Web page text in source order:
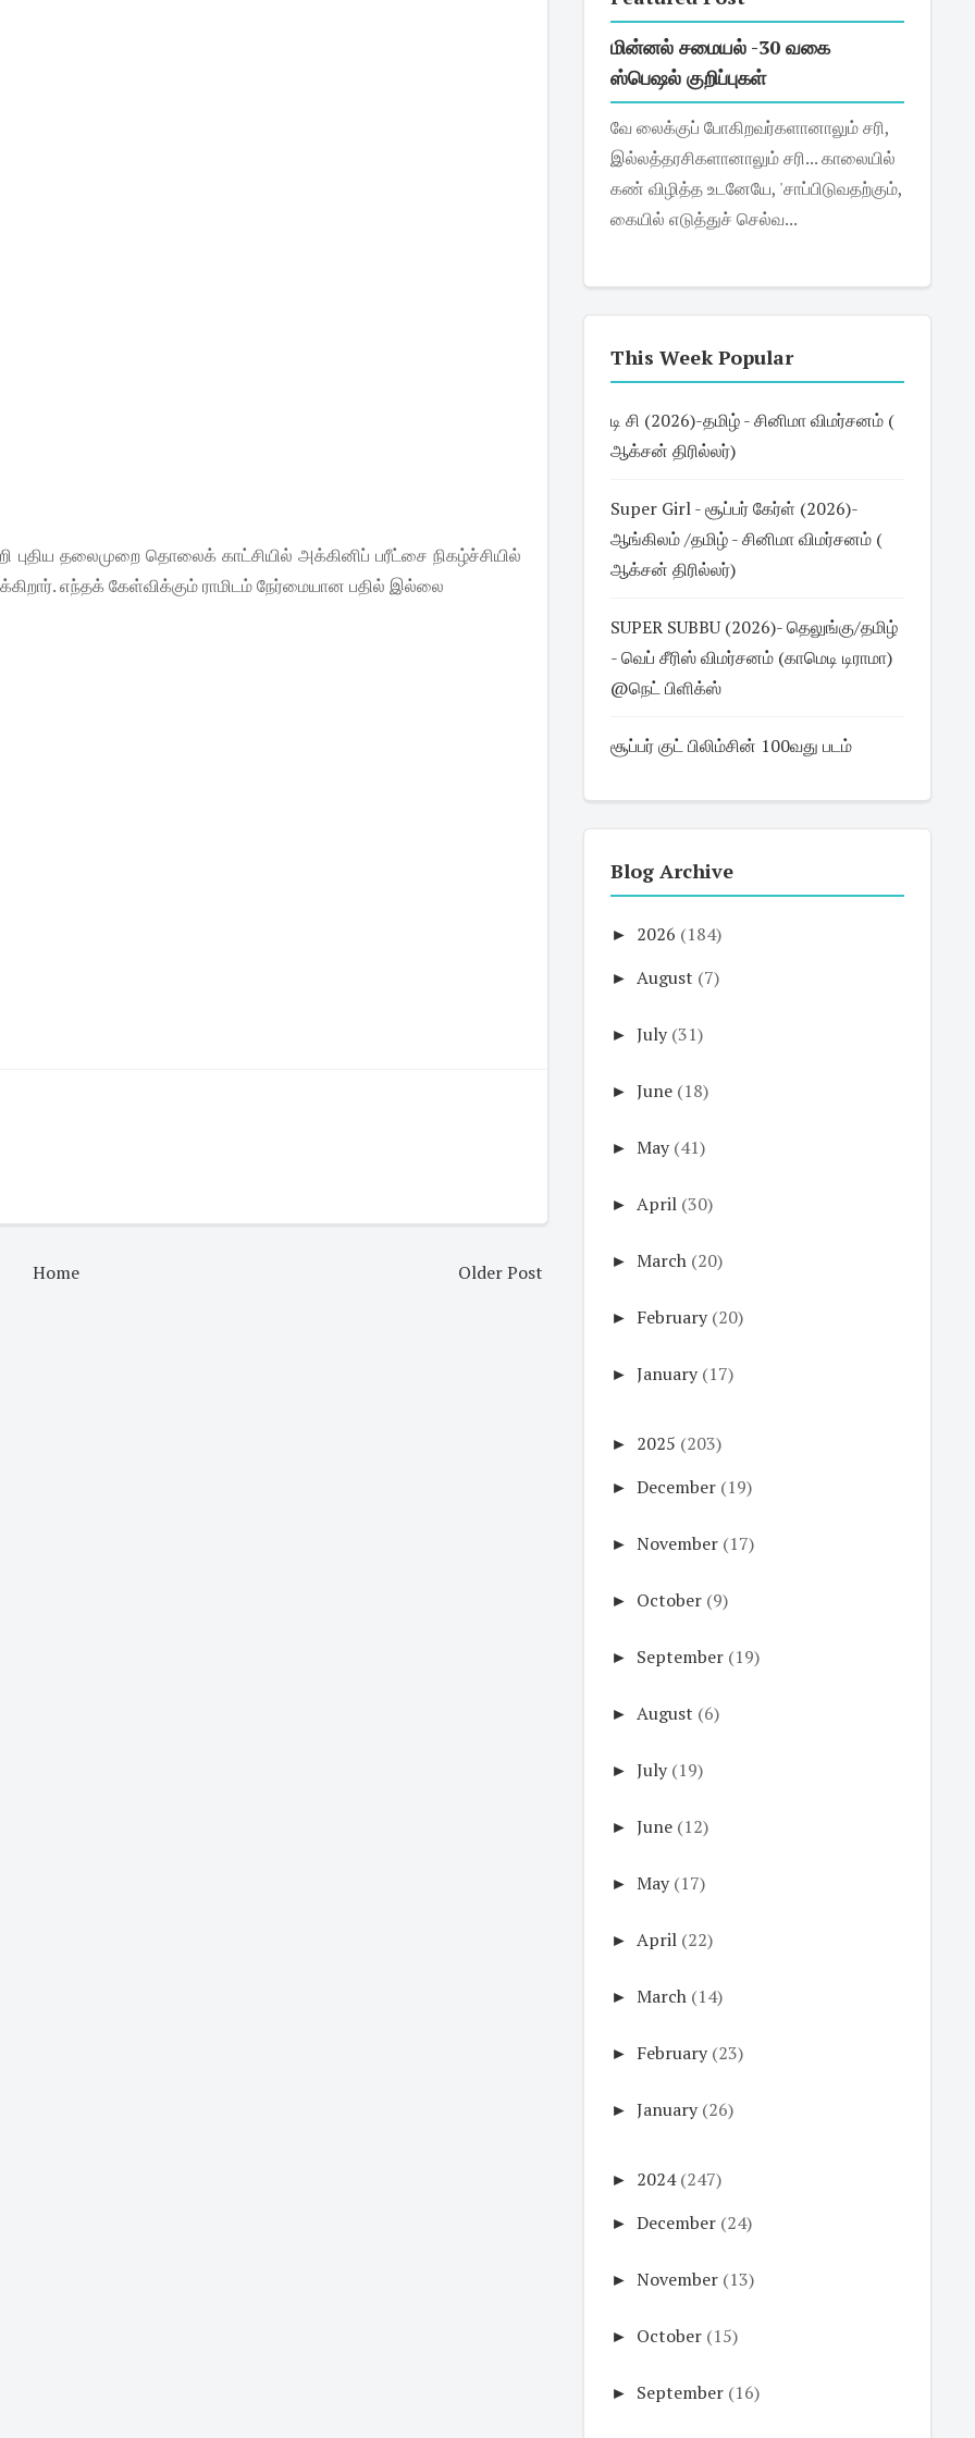
தலைமுறை தொலைக் காட்சியில் அக்கினிப் பரீட்சை நிகழ்ச்சியில்
எந்தக் கேள்விக்கும் ராமிடம் நேர்மையான பதில் இல்லை
Older Post
Home
மின்னல் சமையல் -30 வகை
ஸ்பெஷல் குறிப்புகள்
வே லைக்குப் போகிறவர்களானாலும் சரி,
இல்லத்தரசிகளானாலும் சரி... காலையில்
கண் விழித்த உடனேயே, 'சாப்பிடுவதற்கும்,
கையில் எடுத்துச் செல்வ...
This Week Popular
டி சி (2026)-தமிழ் - சினிமா விமர்சனம் (
ஆக்சன் திரில்லர்)
Super Girl - சூப்பர் கேர்ள் (2026)-
ஆங்கிலம் /தமிழ் - சினிமா விமர்சனம் (
ஆக்சன் திரில்லர்)
SUPER SUBBU (2026)- தெலுங்கு/தமிழ்
- வெப் சீரிஸ் விமர்சனம் (காமெடி டிராமா)
@நெட் பிளிக்ஸ்
சூப்பர் குட் பிலிம்சின் 100வது படம்
Blog Archive
► 2026 (184)
► August (7)
► July (31)
► June (18)
► May (41)
► April (30)
► March (20)
► February (20)
► January (17)
► 2025 (203)
► December (19)
► November (17)
► October (9)
► September (19)
► August (6)
► July (19)
► June (12)
► May (17)
► April (22)
► March (14)
► February (23)
► January (26)
► 2024 (247)
► December (24)
► November (13)
► October (15)
► September (16)